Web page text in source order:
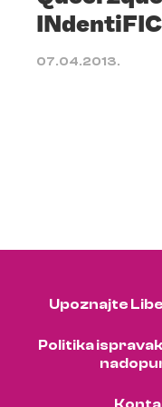
07.04.2013.
Upoznajte
Politika